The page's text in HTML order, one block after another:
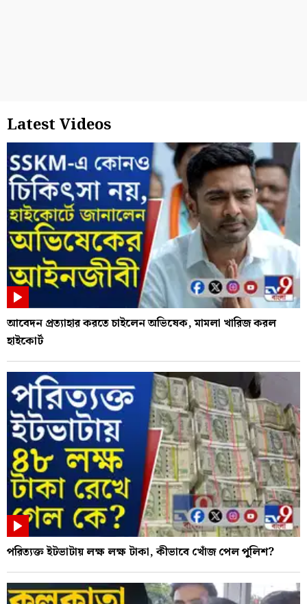
Latest Videos
আবেদন প্রত্যাহার করতে চাইলেন অভিষেক, মামলা খারিজ করল
হাইকোর্ট
পরিত্যক্ত ইটভাটায় লক্ষ লক্ষ টাকা, কীভাবে খোঁজ পেল পুলিশ?